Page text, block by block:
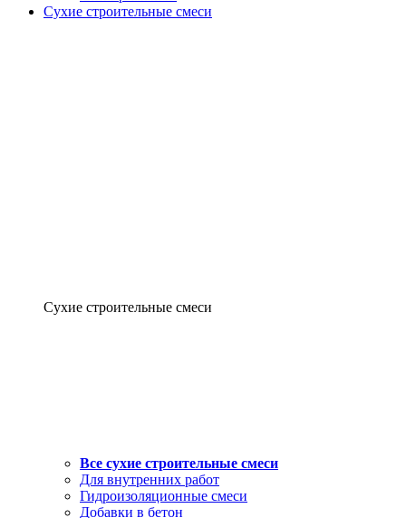
Сухие строительные смеси
Сухие строительные смеси
Все сухие строительные смеси
Для внутренних работ
Гидроизоляционные смеси
Добавки в бетон